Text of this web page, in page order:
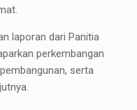
laporan dari Panitia
perkembangan
serta